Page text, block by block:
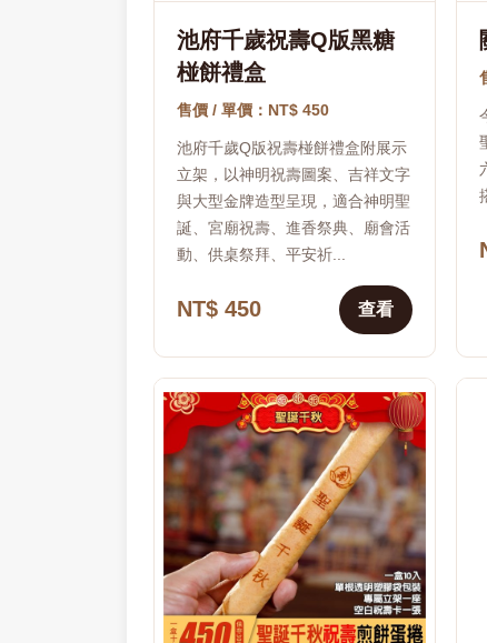
池府千歲祝壽Q版黑糖
椪餅禮盒
售價 / 單價：NT$ 450
池府千歲Q版祝壽椪餅禮盒附展示
立架，以神明祝壽圖案、吉祥文字
與大型金牌造型呈現，適合神明聖
誕、宮廟祝壽、進香祭典、廟會活
動、供桌祭拜、平安祈...
NT$ 450 查看